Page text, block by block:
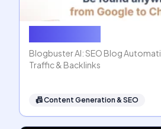
Blogbuster AI: SEO Blog
Traffic & Backlinks
📠Content Generation & SEO